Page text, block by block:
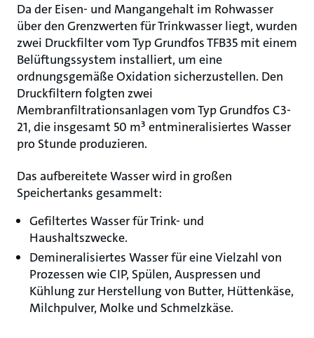
Da der Eisen- und Mangangehalt im Rohwasser
über den Grenzwerten für Trinkwasser liegt, wurden
zwei Druckfilter vom Typ Grundfos TFB35 mit einem
Belüftungssystem installiert, um eine
ordnungsgemäße Oxidation sicherzustellen. Den
Druckfiltern folgten zwei
Membranfiltrationsanlagen vom Typ Grundfos C3-
21, die insgesamt 50 m³ entmineralisiertes Wasser
pro Stunde produzieren.
Das aufbereitete Wasser wird in großen
Speichertanks gesammelt:
Gefiltertes Wasser für Trink- und
Haushaltszwecke.
Demineralisiertes Wasser für eine Vielzahl von
Prozessen wie CIP, Spülen, Auspressen und
Kühlung zur Herstellung von Butter, Hüttenkäse,
Milchpulver, Molke und Schmelzkäse.